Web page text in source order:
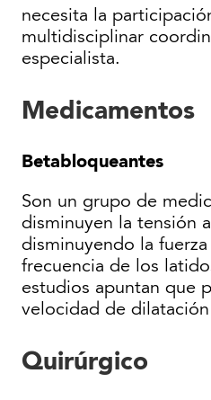
necesita la
multidisciplinar
especialista.
Medicamentos
Betabloqueantes
Son un grupo de
disminuyen la tensión
disminuyendo la
frecuencia de los
estudios apuntan que
velocidad de
Quirúrgico